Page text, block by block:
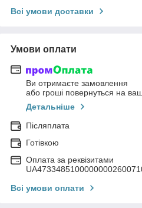
Всі умови доставки
Умови оплати
Ви отримаєте замовлення
або гроші повернуться на
Детальніше
Післяплата
Готівкою
Оплата за реквізитами
Всі умови оплати